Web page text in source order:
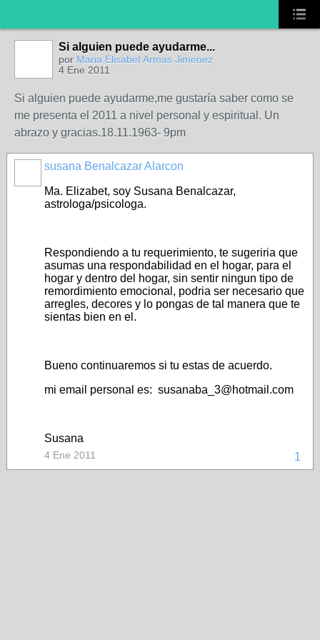
Si alguien puede ayudarme...
por Maria Elisabet Armas Jimenez
4 Ene 2011
Si alguien puede ayudarme,me gustaría saber como se
me presenta el 2011 a nivel personal y espiritual. Un
abrazo y gracias.18.11.1963- 9pm
susana Benalcazar Alarcon
Ma. Elizabet, soy Susana Benalcazar,
astrologa/psicologa.
Respondiendo a tu requerimiento, te sugeriria que
asumas una respondabilidad en el hogar, para el
hogar y dentro del hogar, sin sentir ningun tipo de
remordimiento emocional, podria ser necesario que
arregles, decores y lo pongas de tal manera que te
sientas bien en el.
Bueno continuaremos si tu estas de acuerdo.
mi email personal es: susanaba_3@hotmail.com
Susana
1
4 Ene 2011